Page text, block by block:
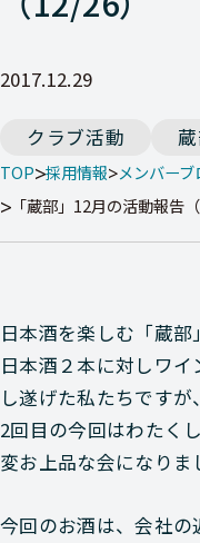
2017.12.29
クラブ活動
TOP 採用情報 メンバーブ
「蔵部」12月の活動報告（
日本酒を楽しむ「蔵部
日本酒２本に対しワ
し遂げた私たちですが、
2回目の今回はわたく
変お上品な会になりま
今回のお酒は、会社